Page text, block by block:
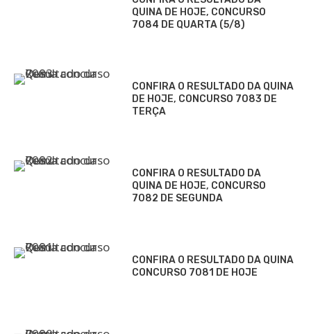
QUINA DE HOJE, CONCURSO
7084 DE QUARTA (5/8)
CONFIRA O RESULTADO DA QUINA
DE HOJE, CONCURSO 7083 DE
TERÇA
CONFIRA O RESULTADO DA
QUINA DE HOJE, CONCURSO
7082 DE SEGUNDA
CONFIRA O RESULTADO DA QUINA
CONCURSO 7081 DE HOJE